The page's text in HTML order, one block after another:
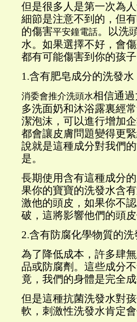
但是很多人是第一次為
細節是注意不到的，但
的傷害平安鐘電話。以洗
水。如果選擇不好，會
都有可能傷害到你的孩
1.含有肥皂成分的洗發水
消委會推介洗頭水相信通
多洗面奶和沐浴露裏經
潔泡沫，可以進行增加
都會讓皮膚問題變得更
說就是這種成分對我們
是。
長期使用含有這種成分
果你的寶寶的洗發水含
激他的頭皮，如果你不
破，這將影響他們的頭皮
2.含有防腐化學物質的洗
為了降低成本，許多肆
品或防腐劑。這些成分
竟，我們的身體是完全
但是這種抗菌洗發水對
軟，刺激性洗發水肯定會